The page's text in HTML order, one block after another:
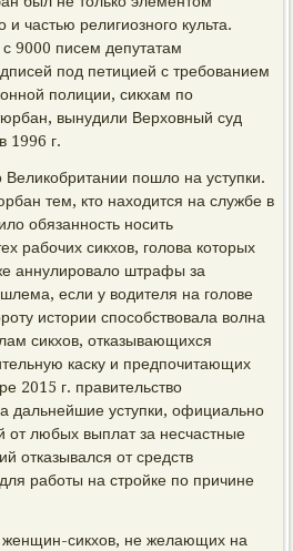
частью религиозного культа.
9000 писем депутатам
под петицией с требованием
полиции, сикхам по
вынудили Верховный суд
1996 г.
Великобритании пошло на уступки.
тем, кто находится на службе в
обязанность носить
рабочих сикхов, голова которых
аннулировало штрафы за
если у водителя на голове
истории способствовала волна
сикхов, отказывающихся
каску и предпочитающих
2015 г. правительство
дальнейшие уступки, официально
от любых выплат за несчастные
отказывался от средств
работы на стройке по причине
женщин-сикхов, не желающих на